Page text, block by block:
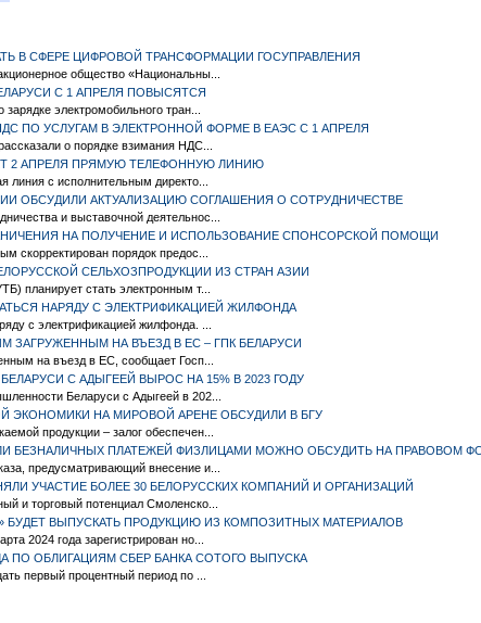
В СФЕРЕ ЦИФРОВОЙ ТРАНСФОРМАЦИИ ГОСУПРАВЛЕНИЯ
общество «Национальны...
С 1 АПРЕЛЯ ПОВЫСЯТСЯ
электромобильного тран...
ПО УСЛУГАМ В ЭЛЕКТРОННОЙ ФОРМЕ В ЕАЭС С 1 АПРЕЛЯ
о порядке взимания НДС...
2 АПРЕЛЯ ПРЯМУЮ ТЕЛЕФОННУЮ ЛИНИЮ
линия с исполнительным директо...
ОБСУДИЛИ АКТУАЛИЗАЦИЮ СОГЛАШЕНИЯ О СОТРУДНИЧЕСТВЕ
и выставочной деятельнос...
НА ПОЛУЧЕНИЕ И ИСПОЛЬЗОВАНИЕ СПОНСОРСКОЙ ПОМОЩИ
скорректирован порядок предос...
СЕЛЬХОЗПРОДУКЦИИ ИЗ СТРАН АЗИИ
планирует стать электронным т...
НАРЯДУ С ЭЛЕКТРИФИКАЦИЕЙ ЖИЛФОНДА
с электрификацией жилфонда. ...
ЗАГРУЖЕННЫМ НА ВЪЕЗД В ЕС – ГПК БЕЛАРУСИ
на въезд в ЕС, сообщает Госп...
С АДЫГЕЕЙ ВЫРОС НА 15% В 2023 ГОДУ
Беларуси с Адыгеей в 202...
ЭКОНОМИКИ НА МИРОВОЙ АРЕНЕ ОБСУДИЛИ В БГУ
продукции – залог обеспечен...
БЕЗНАЛИЧНЫХ ПЛАТЕЖЕЙ ФИЗЛИЦАМИ МОЖНО ОБСУДИТЬ НА ПРАВОВОМ
предусматривающий внесение и...
УЧАСТИЕ БОЛЕЕ 30 БЕЛОРУССКИХ КОМПАНИЙ И ОРГАНИЗАЦИЙ
и торговый потенциал Смоленско...
БУДЕТ ВЫПУСКАТЬ ПРОДУКЦИЮ ИЗ КОМПОЗИТНЫХ МАТЕРИАЛОВ
2024 года зарегистрирован но...
ПО ОБЛИГАЦИЯМ СБЕР БАНКА СОТОГО ВЫПУСКА
первый процентный период по ...